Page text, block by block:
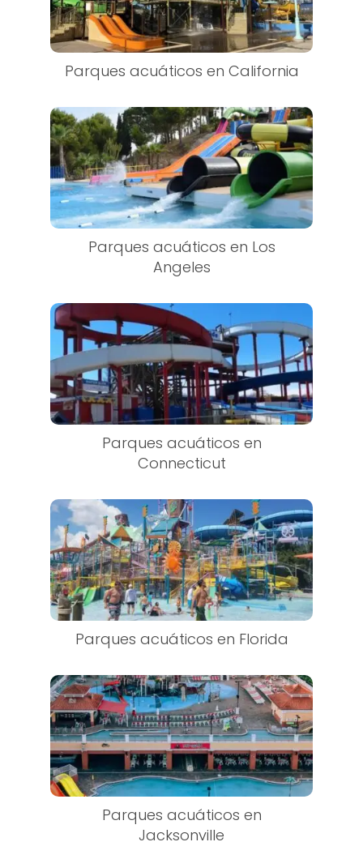
Parques acuáticos en California
Parques acuáticos en Los
Angeles
Parques acuáticos en
Connecticut
Parques acuáticos en Florida
Parques acuáticos en
Jacksonville